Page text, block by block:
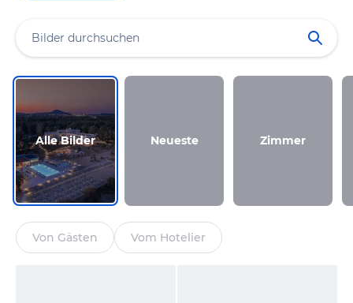
Alle Bilder Neueste Zimmer
Von Gästen Vom Hotelier